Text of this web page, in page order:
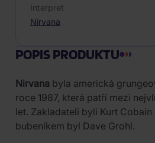
Interpret
Nirvana
POPIS PRODUKTU
Nirvana byla americká
roce 1987, která patří mezi
let. Zakladateli byli Kurt
bubeníkem byl Dave Grohl.